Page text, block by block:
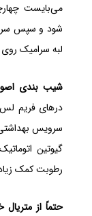
می‌بایست
شود و سپس
لبه سرامیک
شیب بندی
درهای فریم
سرویس
گیوتین
رطوبت کمک
حتماً از متریال خارجی